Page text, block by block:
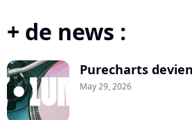
+ de news :
Purecharts
May 29, 2026